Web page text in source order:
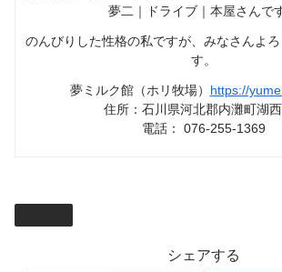
夢二｜ドライブ｜本屋さんで
のんびりした性格の私ですが、みなさんよ
す。
夢ミルク館（ホリ牧場） https://
住所：石川県河北郡内灘町湖
電話： 076-255-1369
シェアする